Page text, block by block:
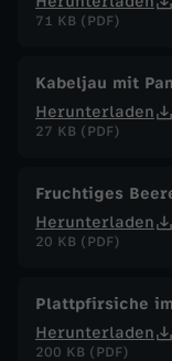
71 KB (PDF)
Kabeljau mit
Herunterladen
27 KB (PDF)
Fruchtiges
Herunterladen
20 KB (PDF)
Plattpfirsiche
Herunterladen
200 KB (PDF)